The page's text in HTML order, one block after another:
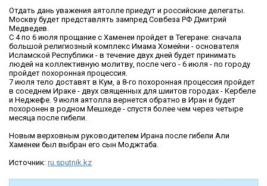
Отдать дань уважения аятолле приедут и российские делегаты.
Москву будет представлять зампред Совбеза РФ Дмитрий
Медведев.
С 4 по 6 июля прощание с Хаменеи пройдет в Тегеране: сначала
большой религиозный комплекс Имама Хомейни - основателя
Исламской Республики - в течение двух дней будет принимать
людей на коллективную молитву, после чего - 6 июля - по городу
пройдет похоронная процессия.
7 июля тело доставят в Кум, а 8-го похоронная процессия пройдет
в соседнем Ираке - двух священных для шиитов городах - Кербеле
и Неджефе. 9 июля аятолла вернется обратно в Иран и будет
похоронен в родном Мешхеде - спустя более чем через четыре
месяца после гибели.
Новым верховным руководителем Ирана после гибели Али
Хаменеи был выбран его сын Моджтаба.
Источник: ru.sputnik.kz